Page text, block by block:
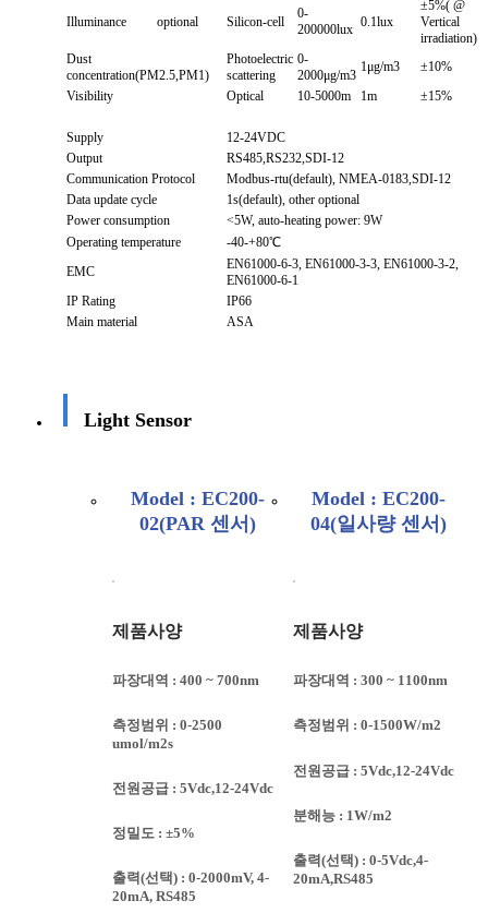
Illuminance optional Silicon-cell
0-
200000lux 0.1lux
±5%( @
Vertical
irradiation)
Dust
concentration(PM2.5,PM1)
Photoelectric
scattering
0-
2000μg/m3
1μg/m3
±10%
Visibility
Optical 10-5000m 1m ±15%
Supply
12-24VDC
Output
RS485,RS232,SDI-12
Communication Protocol
Modbus-rtu(default), NMEA-0183,SDI-12
Data update cycle
1s(default), other optional
Power consumption
<5W, auto-heating power: 9W
Operating temperature
-40-+80℃
EMC
EN61000-6-3, EN61000-3-3, EN61000-3-2,
EN61000-6-1
IP Rating
IP66
Main material
ASA
Light Sensor
Model : EC200-
02(PAR 센서)
제품사양
파장대역 : 400 ~ 700nm
측정범위 : 0-2500
umol/m2s
전원공급 : 5Vdc,12-24Vdc
정밀도 : ±5%
출력(선택) : 0-2000mV, 4-
20mA, RS485
Model : EC200-
04(일사량 센서)
제품사양
파장대역 : 300 ~ 1100nm
측정범위 : 0-1500W/m2
전원공급 : 5Vdc,12-24Vdc
분해능 : 1W/m2
출력(선택) : 0-5Vdc,4-
20mA,RS485